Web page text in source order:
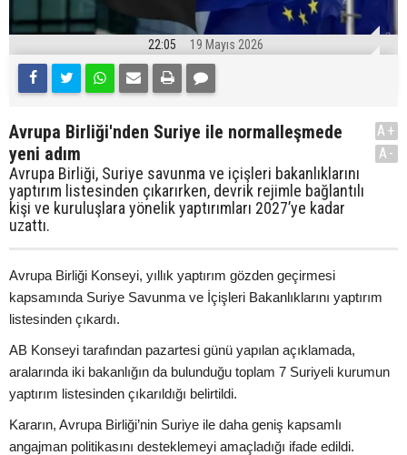
22:05 19 Mayıs 2026
Avrupa Birliği'nden Suriye ile normalleşmede
yeni adım
Avrupa Birliği, Suriye savunma ve içişleri bakanlıklarını
yaptırım listesinden çıkarırken, devrik rejimle bağlantılı
kişi ve kuruluşlara yönelik yaptırımları 2027’ye kadar
uzattı.
A+
A-
Avrupa Birliği Konseyi, yıllık yaptırım gözden geçirmesi
kapsamında Suriye Savunma ve İçişleri Bakanlıklarını yaptırım
listesinden çıkardı.
AB Konseyi tarafından pazartesi günü yapılan açıklamada,
aralarında iki bakanlığın da bulunduğu toplam 7 Suriyeli kurumun
yaptırım listesinden çıkarıldığı belirtildi.
Kararın, Avrupa Birliği’nin Suriye ile daha geniş kapsamlı
angajman politikasını desteklemeyi amaçladığı ifade edildi.